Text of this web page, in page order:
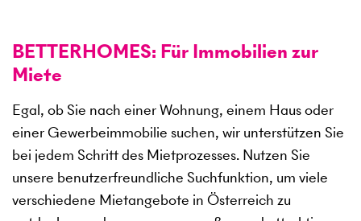
BETTERHOMES: Für Immobilien zur
Miete
Egal, ob Sie nach einer Wohnung, einem Haus oder
einer Gewerbeimmobilie suchen, wir unterstützen Sie
bei jedem Schritt des Mietprozesses. Nutzen Sie
unsere benutzerfreundliche Suchfunktion, um viele
verschiedene Mietangebote in Österreich zu